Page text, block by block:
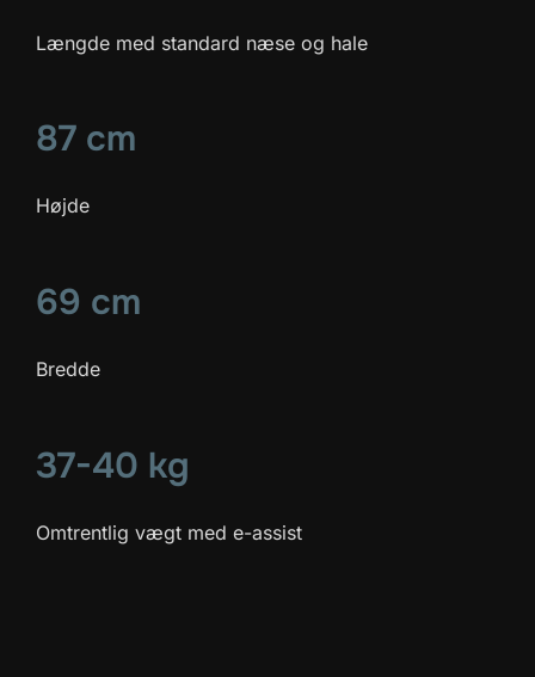
Længde med standard næse og hale
87 cm
Højde
69 cm
Bredde
37-40 kg
Omtrentlig vægt med e-assist